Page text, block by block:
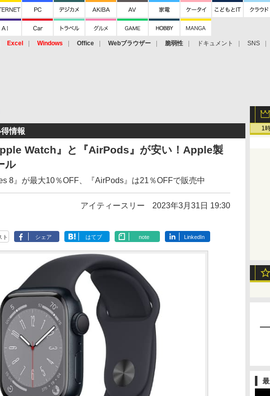
Excel Windows Office Webブラウザー 脆弱性 ドキュメント SNS
1
情報
Watch』と『AirPods』が安い！Apple製
ル
8』が最大10％OFF、『AirPods』は21％OFFで販売中
アイティースリー 2023年3月31日 19:30
ト シェア はてブ note LinkedIn